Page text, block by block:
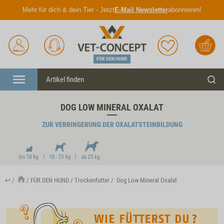
Mehr für dich & dein Tier - JetztE-Mail Newsletterabonnieren!
Anmelden
Unser
Service
FÜR DEN HUND
Merkliste Warenkorb
Menü
DOG LOW MINERAL OXALAT
ZUR VERRINGERUNG DER OXALATSTEINBILDUNG
↩ FÜR DEN HUND Trockenfutter Dog Low Mineral Oxalat